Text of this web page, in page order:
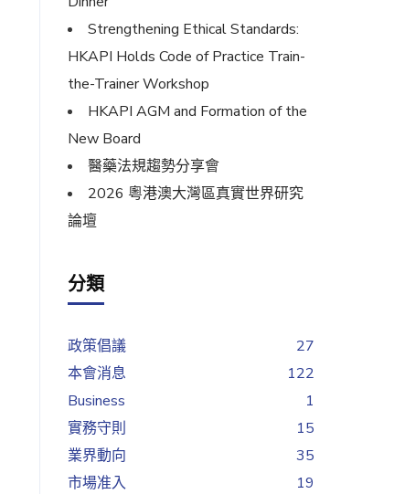
Strengthening Ethical Standards:
HKAPI Holds Code of Practice Train-
the-Trainer Workshop
HKAPI AGM and Formation of the
New Board
醫藥法規趨勢分享會
2026 粵港澳大灣區真實世界研究
論壇
分類
政策倡議
27
本會消息
122
Business
1
實務守則
15
業界動向
35
市場准入
19